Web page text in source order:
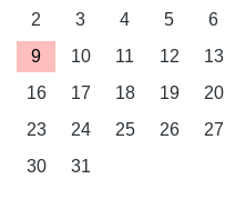
2
3 4 5 6
9
10 11 12 13
16
17 18 19 20
23
24 25 26 27
30
31